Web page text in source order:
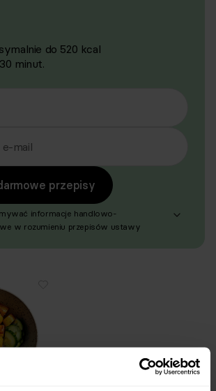
do 520 kcal
minut.
mail
przepisy
informacje handlowo-
w rozumieniu przepisów ustawy
S.C. oraz RespoMed sp.z o.o.,
sp. z o.o. W związku z tym wyrażam
moich danych osobowych
marketingu bezpośredniego
zgodnie z art. 6 ust. 1 lit a RODO,
drogą elektroniczną, zgodnie z art. 398